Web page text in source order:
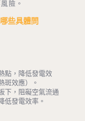
險。
些具體問
點，降低發電效
斑效應）。
下，阻礙空氣流通
低發電效率。